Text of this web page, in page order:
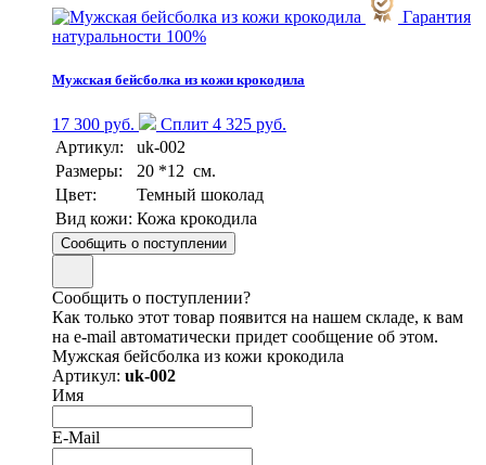
Гарантия
натуральности 100%
Мужская бейсболка из кожи крокодила
17 300 руб.
Сплит 4 325 руб.
Артикул:
uk-002
Размеры:
20 *12 см.
Цвет:
Темный шоколад
Вид кожи: Кожа крокодила
Сообщить о поступлении
Сообщить о поступлении?
Как только этот товар появится на нашем складе, к вам
на e-mail автоматически придет сообщение об этом.
Мужская бейсболка из кожи крокодила
Артикул: uk-002
Имя
E-Mail